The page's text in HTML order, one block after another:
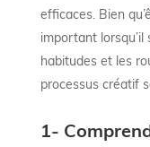
efficaces. Bien
important lorsqu’il
habitudes et les
processus créatif
1-